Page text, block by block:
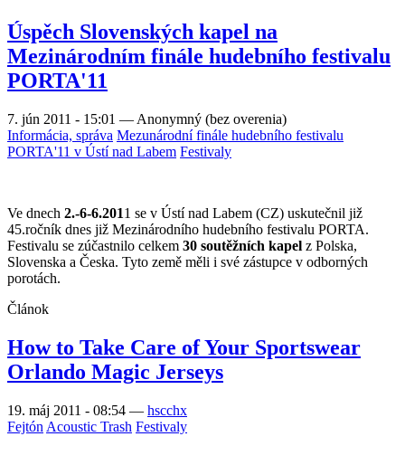
Úspěch Slovenských kapel na
Mezinárodním finále hudebního festivalu
PORTA'11
7. jún 2011 - 15:01 — Anonymný (bez overenia)
Informácia, správa Mezunárodní finále hudebního festivalu
PORTA'11 v Ústí nad Labem Festivaly
Ve dnech 2.-6-6.2011 se v Ústí nad Labem (CZ) uskutečnil již
45.ročník dnes již Mezinárodního hudebního festivalu PORTA.
Festivalu se zúčastnilo celkem 30 soutěžních kapel z Polska,
Slovenska a Česka. Tyto země měli i své zástupce v odborných
porotách.
Článok
How to Take Care of Your Sportswear
Orlando Magic Jerseys
19. máj 2011 - 08:54 — hscchx
Fejtón Acoustic Trash Festivaly